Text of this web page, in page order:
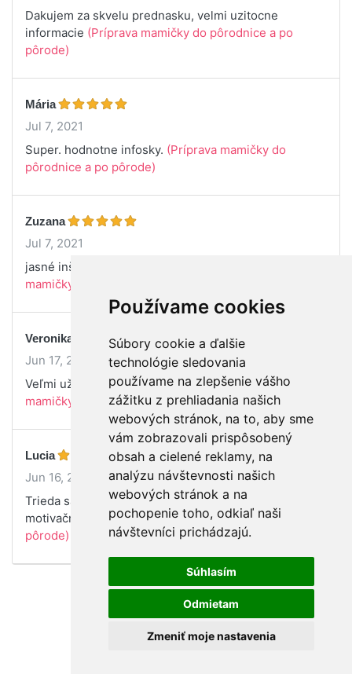
Používame cookies
Súbory cookie a ďalšie
technológie sledovania
používame na zlepšenie vášho
zážitku z prehliadania našich
webových stránok, na to, aby sme
vám zobrazovali prispôsobený
obsah a cielené reklamy, na
analýzu návštevnosti našich
webových stránok a na
pochopenie toho, odkiaľ naši
návštevníci prichádzajú.
Súhlasím
Odmietam
Zmeniť moje nastavenia
Dakujem za skvelu prednasku, velmi uzitocne
informacie (Príprava mamičky do pôrodnice a po
pôrode)
Mária
Jul 7, 2021
Super. hodnotne infosky. (Príprava mamičky do
pôrodnice a po pôrode)
Zuzana
Jul 7, 2021
jasné inštrukcie dobré a hutné zhrnutie...
mamičky do pôrodnice a po pôrode)
Veronika
Jun 17, 2021
Veľmi užitočné informácie. Dakujem(Príprava
mamičky do pôrodnice a po pôrode)
Lucia
Jun 16, 2021
Trieda sa mi veľmi páčila. Bolo to poučné a
motivačné.
(Príprava mamičky do pôrodnice a po
pôrode)